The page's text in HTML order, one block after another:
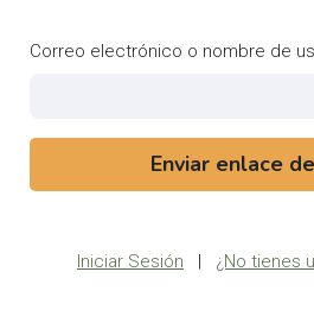
Correo electrónico o nombre de
Enviar enlace
Iniciar Sesión | ¿No tienes